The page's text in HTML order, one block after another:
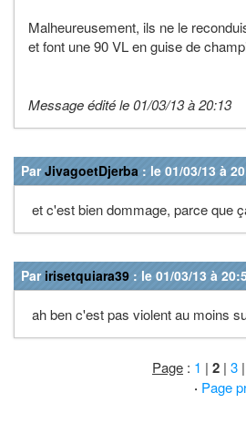
Malheureusement, ils ne le
et font une 90 VL en guise de
Message édité le 01/03/13 à 20:13
ParJivagoetDjerba : le 01/03/13 à
et c'est bien dommage, parce que
Par irisetquiara39 : le 01/03/13 à
ah ben c'est pas violent au moins
Page : 1 | 2 | 3 |
· Page